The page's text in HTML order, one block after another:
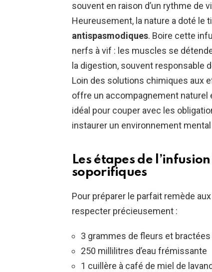
souvent en raison d’un rythme de
Heureusement, la nature a doté le
antispasmodiques. Boire cette
nerfs à vif : les muscles se
la digestion, souvent responsable
Loin des solutions chimiques aux
offre un accompagnement naturel
idéal pour couper avec les
instaurer un environnement
Les étapes de
soporifiques
Pour préparer le parfait remède
respecter précieusement :
3 grammes de fleurs et
250 millilitres d’eau frémissante
1 cuillère à café de miel de